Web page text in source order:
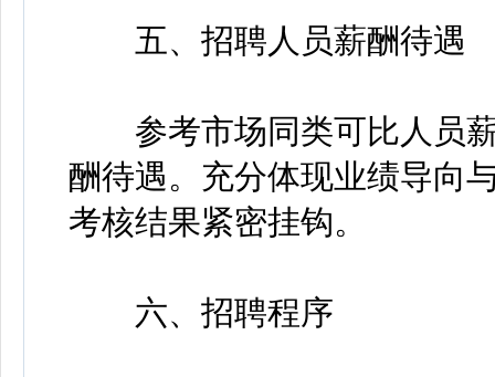
五、招聘人员薪酬待遇
参考市场同类可比人员薪
酬待遇。充分体现业绩导向
考核结果紧密挂钩。
六、招聘程序